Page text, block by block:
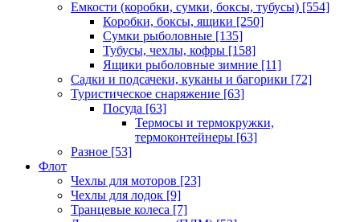
Емкости (коробки, сумки, боксы, тубусы) [554]
Коробки, боксы, ящики [250]
Сумки рыболовные [135]
Тубусы, чехлы, кофры [158]
Ящики рыболовные зимние [11]
Садки и подсачеки, куканы и багорики [72]
Туристическое снаряжение [63]
Посуда [63]
Термосы и термокружки,
термоконтейнеры [63]
Разное [53]
Флот
Чехлы для моторов [23]
Чехлы для лодок [9]
Транцевые колеса [7]